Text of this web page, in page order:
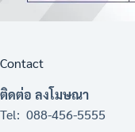
Contact
ติดต่อ ลงโมษณา
Tel: 088-456-5555